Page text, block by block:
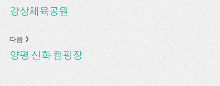
강상체육공원
다음
양평 신화 캠핑장